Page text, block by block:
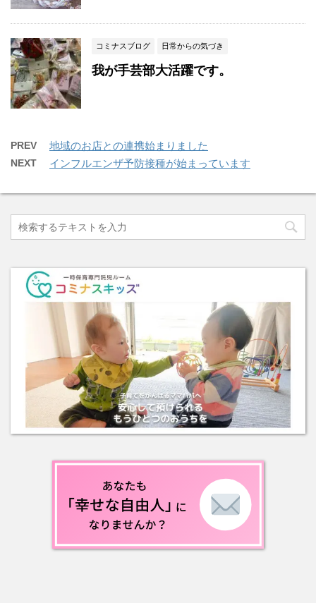
コミナスブログ 日常からの気づき
我が手芸部大活躍です。
PREV 地域のお店との連携始まりました
NEXT インフルエンザ予防接種が始まっています